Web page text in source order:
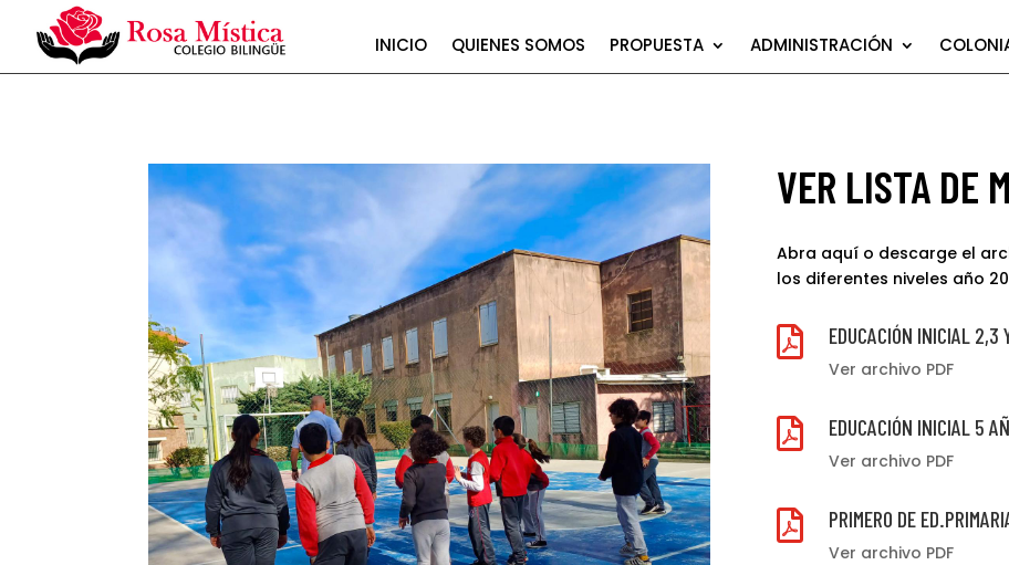
INICIO QUIENES SOMOS PROPUESTA ADMINISTRACIÓN
VER LISTA DE
Abra aquí o descarge el
los diferentes niveles año
 EDUCACIÓN INICIAL 2,3
Ver archivo PDF
 EDUCACIÓN INICIAL 5
Ver archivo PDF
 PRIMERO DE
Ver archivo PDF